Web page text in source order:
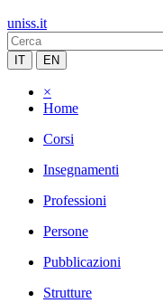
uniss.it
IT EN
×
Home
Corsi
Insegnamenti
Professioni
Persone
Pubblicazioni
Strutture